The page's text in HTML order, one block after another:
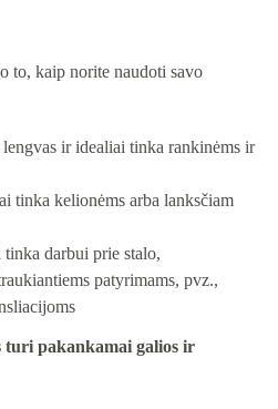
to, kaip norite naudoti savo
lengvas ir idealiai tinka rankinėms ir
tinka kelionėms arba lanksčiam
darbui prie stalo,
patyrimams, pvz.,
turi pakankamai galios ir